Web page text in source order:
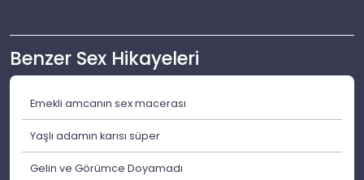
Benzer Sex Hikayeleri
Emekli amcanın sex macerası
Yaşlı adamın karısı süper
Gelin ve Görümce Doyamadı